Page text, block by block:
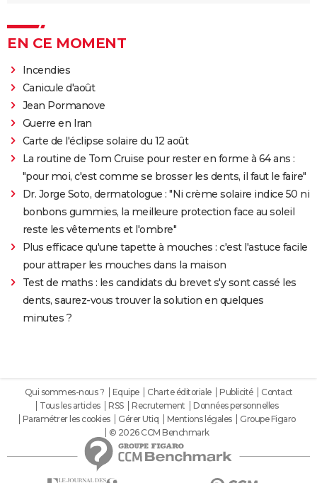
EN CE MOMENT
Incendies
Canicule d'août
Jean Pormanove
Guerre en Iran
Carte de l'éclipse solaire du 12 août
La routine de Tom Cruise pour rester en forme à 64 ans :
"pour moi, c'est comme se brosser les dents, il faut le faire"
Dr. Jorge Soto, dermatologue : "Ni crème solaire indice 50 ni
bonbons gummies, la meilleure protection face au soleil
reste les vêtements et l'ombre"
Plus efficace qu'une tapette à mouches : c'est l'astuce facile
pour attraper les mouches dans la maison
Test de maths : les candidats du brevet s'y sont cassé les
dents, saurez-vous trouver la solution en quelques
minutes ?
Qui sommes-nous ? Equipe Charte éditoriale Publicité
Contact
Tous les articles
RSS Recrutement
Données personnelles
Paramétrer les cookies
Gérer Utiq Mentions légales
Groupe Figaro
© 2026 CCM Benchmark